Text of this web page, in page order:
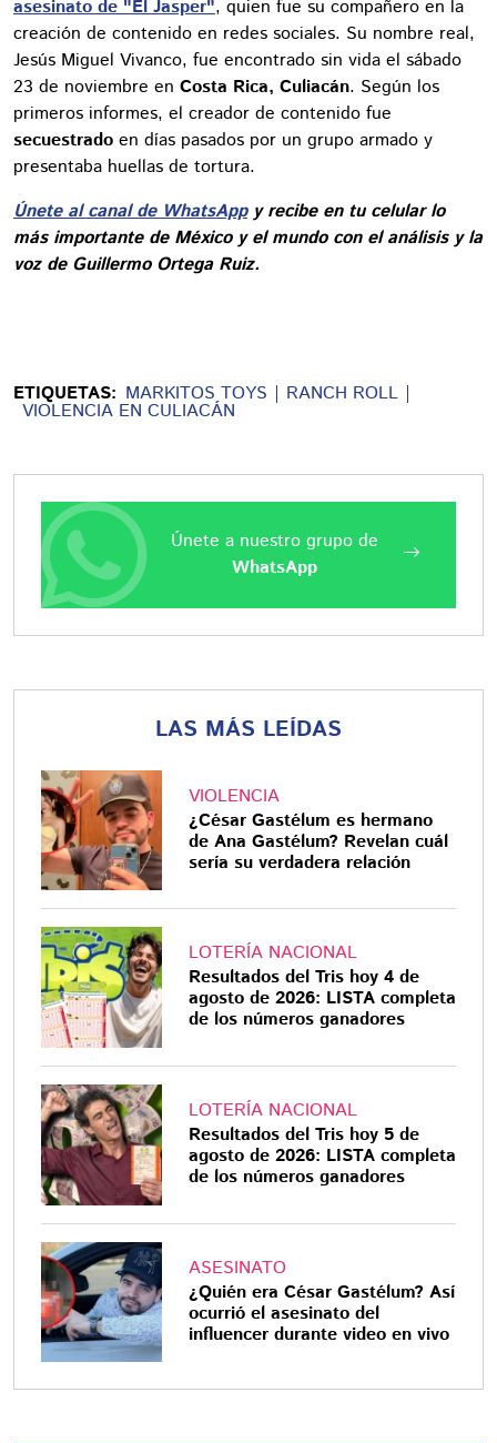
asesinato de "El Jasper", quien fue su compañero en la
creación de contenido en redes sociales. Su nombre real,
Jesús Miguel Vivanco, fue encontrado sin vida el sábado
23 de noviembre en Costa Rica, Culiacán. Según los
primeros informes, el creador de contenido fue
secuestrado en días pasados por un grupo armado y
presentaba huellas de tortura.
Únete al canal de WhatsAppy recibe en tu celular lo
más importante de México y el mundo con el análisis y la
voz de Guillermo Ortega Ruiz.
ETIQUETAS: MARKITOS TOYS RANCH ROLL
VIOLENCIA EN CULIACÁN
Únete a nuestro grupo de
WhatsApp
LAS MÁS LEÍDAS
VIOLENCIA
¿César Gastélum es hermano
de Ana Gastélum? Revelan cuál
sería su verdadera relación
LOTERÍA NACIONAL
Resultados del Tris hoy 4 de
agosto de 2026: LISTA completa
de los números ganadores
LOTERÍA NACIONAL
Resultados del Tris hoy 5 de
agosto de 2026: LISTA completa
de los números ganadores
ASESINATO
¿Quién era César Gastélum? Así
ocurrió el asesinato del
influencer durante video en vivo